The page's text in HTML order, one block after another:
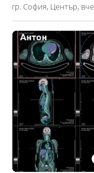
гр. София, Център,